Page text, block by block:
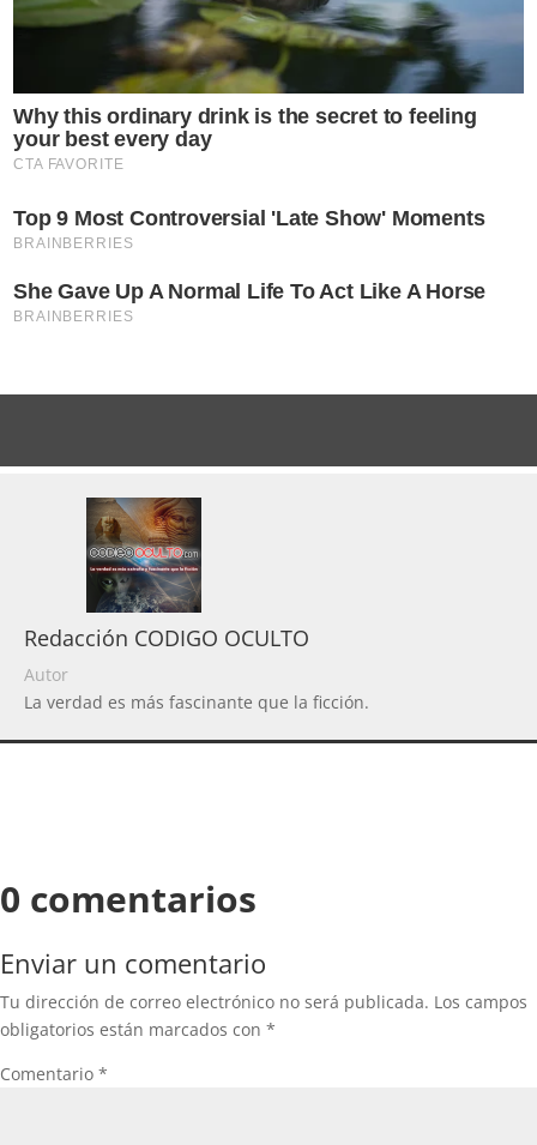
Redacción CODIGO OCULTO
Autor
La verdad es más fascinante que la ficción.
0 comentarios
Enviar un comentario
Tu dirección de correo electrónico no será publicada. Los campos
obligatorios están marcados con *
Comentario *